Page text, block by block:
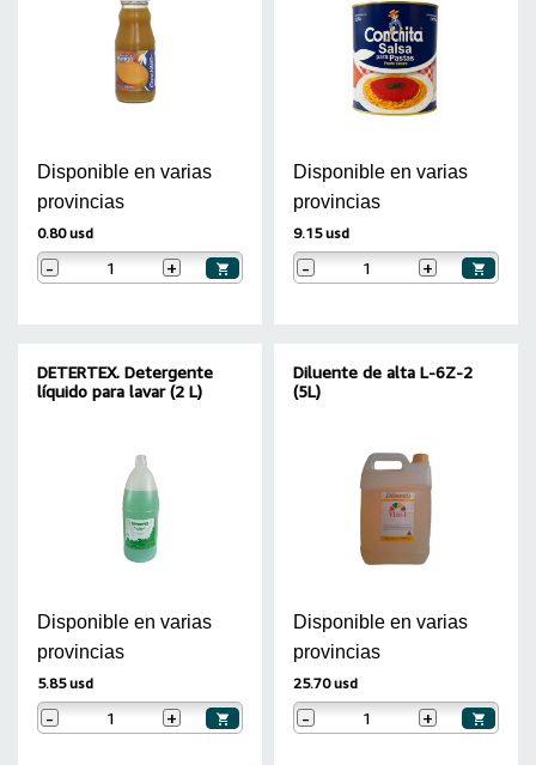
Disponible en varias
provincias
0.80 usd
- +
Disponible en varias
provincias
9.15 usd
- +
DETERTEX. Detergente
líquido para lavar (2 L)
Disponible en varias
provincias
5.85 usd
- +
Diluente de alta L-6Z-2
(5L)
Disponible en varias
provincias
25.70 usd
- +